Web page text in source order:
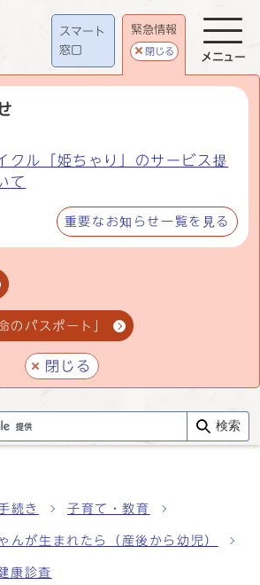
スマート
窓口
緊急情報
閉じる
クル「姫ちゃり」のサービス提
て
重要なお知らせ一覧を見る
のパスポート」
閉じる
メニュー
検索
続き 子育て・教育
んが生まれたら（産後から幼児）
康診査